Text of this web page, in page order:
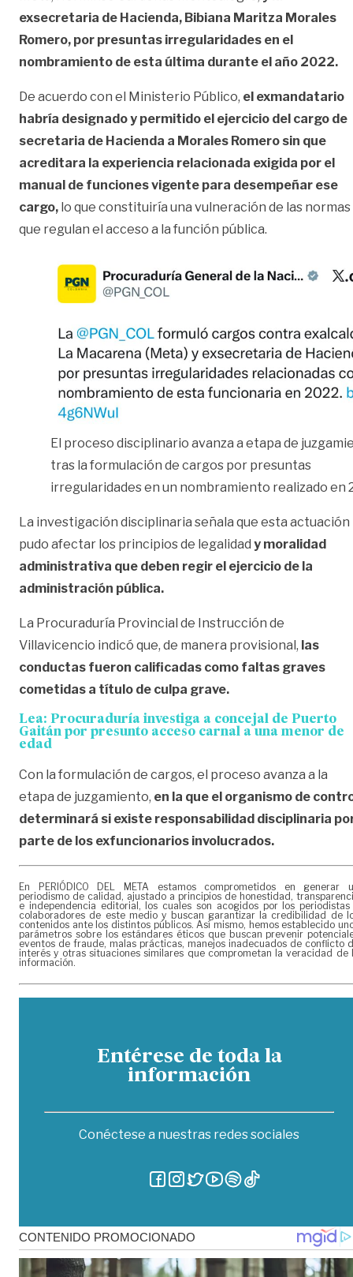
exsecretaria de Hacienda, Bibiana Maritza Morales
Romero, por presuntas irregularidades en el
nombramiento de esta última durante el año 2022.
De acuerdo con el Ministerio Público, el exmandatario
habría designado y permitido el ejercicio del cargo de
secretaria de Hacienda a Morales Romero sin que
acreditara la experiencia relacionada exigida por el
manual de funciones vigente para desempeñar ese
cargo, lo que constituiría una vulneración de las normas
que regulan el acceso a la función pública.
El proceso disciplinario avanza a etapa de
tras la formulación de cargos por presuntas
irregularidades en un nombramiento realizado en
La investigación disciplinaria señala que esta actuación
pudo afectar los principios de legalidad y moralidad
administrativa que deben regir el ejercicio de la
administración pública.
La Procuraduría Provincial de Instrucción de
Villavicencio indicó que, de manera provisional, las
conductas fueron calificadas como faltas graves
cometidas a título de culpa grave.
Lea: Procuraduría investiga a concejal de Puerto
Gaitán por presunto acceso carnal a una menor de
edad
Con la formulación de cargos, el proceso avanza a la
etapa de juzgamiento, en la que el organismo de
determinará si existe responsabilidad disciplinaria
parte de los exfuncionarios involucrados.
En PERIÓDICO DEL META estamos comprometidos en generar
periodismo de calidad, ajustado a principios de honestidad,
e independencia editorial, los cuales son acogidos por los periodistas
colaboradores de este medio y buscan garantizar la credibilidad de
contenidos ante los distintos públicos. Así mismo, hemos establecido
parámetros sobre los estándares éticos que buscan prevenir
eventos de fraude, malas prácticas, manejos inadecuados de conflicto
interés y otras situaciones similares que comprometan la veracidad de
información.
Entérese de toda la
información
Conéctese a nuestras redes sociales